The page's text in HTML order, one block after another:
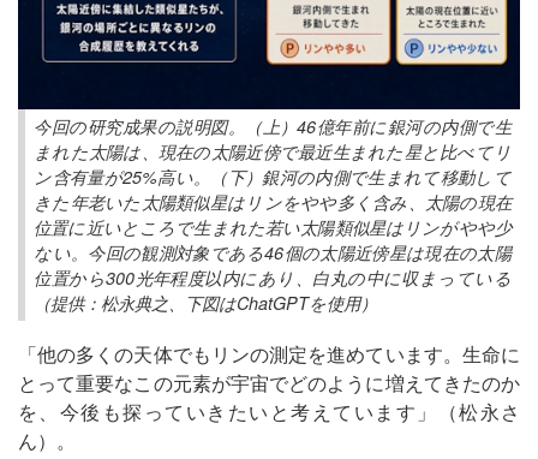
今回の研究成果の説明図。（上）46億年前に銀河の内側で生
まれた太陽は、現在の太陽近傍で最近生まれた星と比べてリ
ン含有量が25%高い。（下）銀河の内側で生まれて移動して
きた年老いた太陽類似星はリンをやや多く含み、太陽の現在
位置に近いところで生まれた若い太陽類似星はリンがやや少
ない。今回の観測対象である46個の太陽近傍星は現在の太陽
位置から300光年程度以内にあり、白丸の中に収まっている
（提供：松永典之、下図はChatGPTを使用）
「他の多くの天体でもリンの測定を進めています。生命に
とって重要なこの元素が宇宙でどのように増えてきたのか
を、今後も探っていきたいと考えています」（松永さ
ん）。